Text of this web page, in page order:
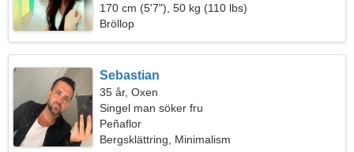
170 cm (5'7"), 50 kg (110 lbs)
Bröllop
Sebastian
35 år, Oxen
Singel man söker fru
Peñaflor
Bergsklättring, Minimalism